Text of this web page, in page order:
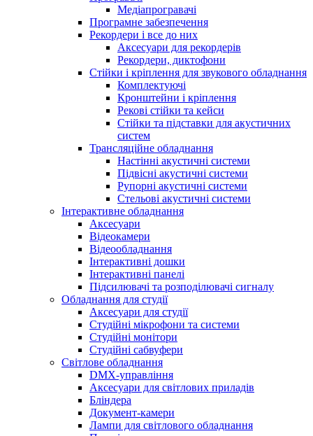
Медіапрогравачі
Програмне забезпечення
Рекордери і все до них
Аксесуари для рекордерів
Рекордери, диктофони
Стійки і кріплення для звукового обладнання
Комплектуючі
Кронштейни і кріплення
Рекові стійки та кейси
Стійки та підставки для акустичних
систем
Трансляційне обладнання
Настінні акустичні системи
Підвісні акустичні системи
Рупорні акустичні системи
Стельові акустичні системи
Інтерактивне обладнання
Аксесуари
Відеокамери
Відеообладнання
Інтерактивні дошки
Інтерактивні панелі
Підсилювачі та розподілювачі сигналу
Обладнання для студії
Аксесуари для студії
Студійні мікрофони та системи
Студійні монітори
Студійні сабвуфери
Світлове обладнання
DMX-управління
Аксесуари для світлових приладів
Бліндера
Документ-камери
Лампи для світлового обладнання